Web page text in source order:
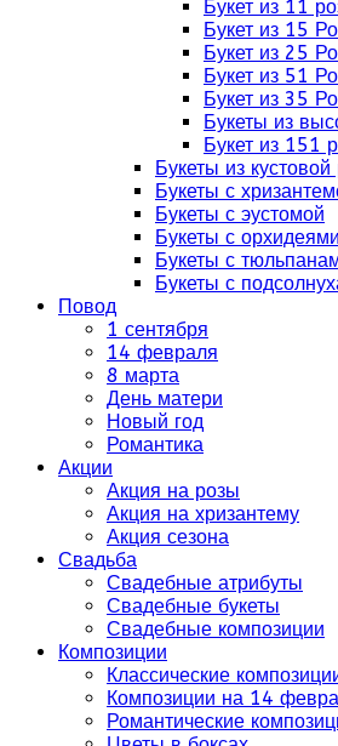
Букет из 11
Букет из 15
Букет из 25
Букет из 51
Букет из 35
Букеты из
Букет из 151
Букеты из
Букеты с
Букеты с эустомой
Букеты с орхидеями
Букеты с
Букеты с
Повод
1 сентября
14 февраля
8 марта
День матери
Новый год
Романтика
Акции
Акция на розы
Акция на хризантему
Акция сезона
Свадьба
Свадебные атрибуты
Свадебные букеты
Свадебные композиции
Композиции
Классические
Композиции на 14
Романтические